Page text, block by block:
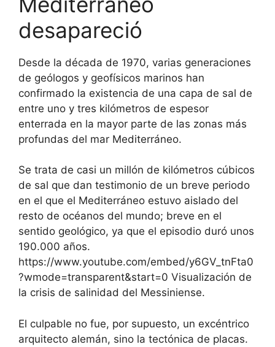
desapareció
Desde la década de 1970, varias generaciones
de geólogos y geofísicos marinos han
confirmado la existencia de una capa de sal de
entre uno y tres kilómetros de espesor
enterrada en la mayor parte de las zonas más
profundas del mar Mediterráneo.
Se trata de casi un millón de kilómetros cúbicos
de sal que dan testimonio de un breve periodo
en el que el Mediterráneo estuvo aislado del
resto de océanos del mundo; breve en el
sentido geológico, ya que el episodio duró unos
190.000 años.
https://www.youtube.com/embed/y6GV_tnFta0
?wmode=transparent&start=0 Visualización de
la crisis de salinidad del Messiniense.
El culpable no fue, por supuesto, un excéntrico
arquitecto alemán, sino la tectónica de placas.